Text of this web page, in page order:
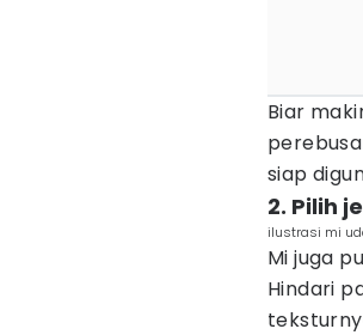
Biar
siap
2. Pilih
ilustrasi mi
Mi juga
Hindari